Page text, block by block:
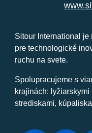
Sitour International
pre technologické
ruchu na svete.
Spolupracujeme s
krajinách:
strediskami,